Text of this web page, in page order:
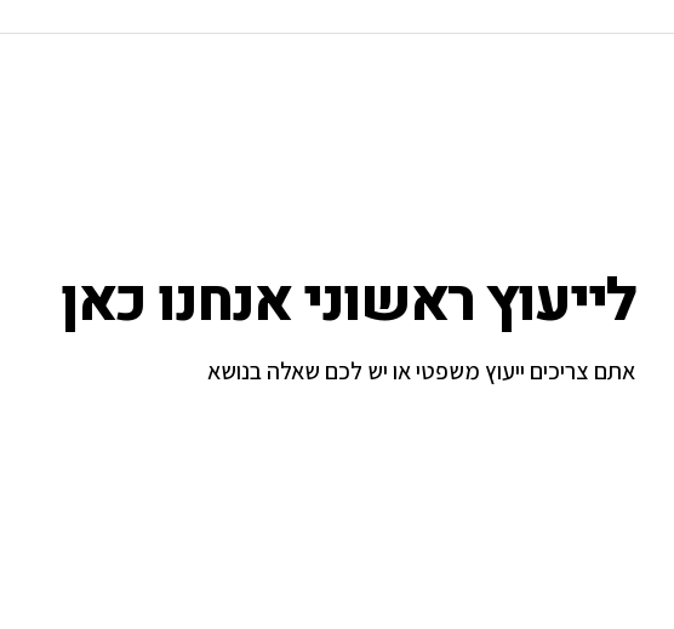
לייעוץ ראשוני אנחנו כאן
אתם צריכים ייעוץ משפטי או יש לכם שאלה בנושא